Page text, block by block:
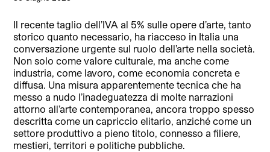
Il recente taglio dell’IVA al 5% sulle opere d’arte, tanto
storico quanto necessario, ha riacceso in Italia una
conversazione urgente sul ruolo dell’arte nella società.
Non solo come valore culturale, ma anche come
industria, come lavoro, come economia concreta e
diffusa. Una misura apparentemente tecnica che ha
messo a nudo l’inadeguatezza di molte narrazioni
attorno all’arte contemporanea, ancora troppo spesso
descritta come un capriccio elitario, anziché come un
settore produttivo a pieno titolo, connesso a filiere,
mestieri, territori e politiche pubbliche.